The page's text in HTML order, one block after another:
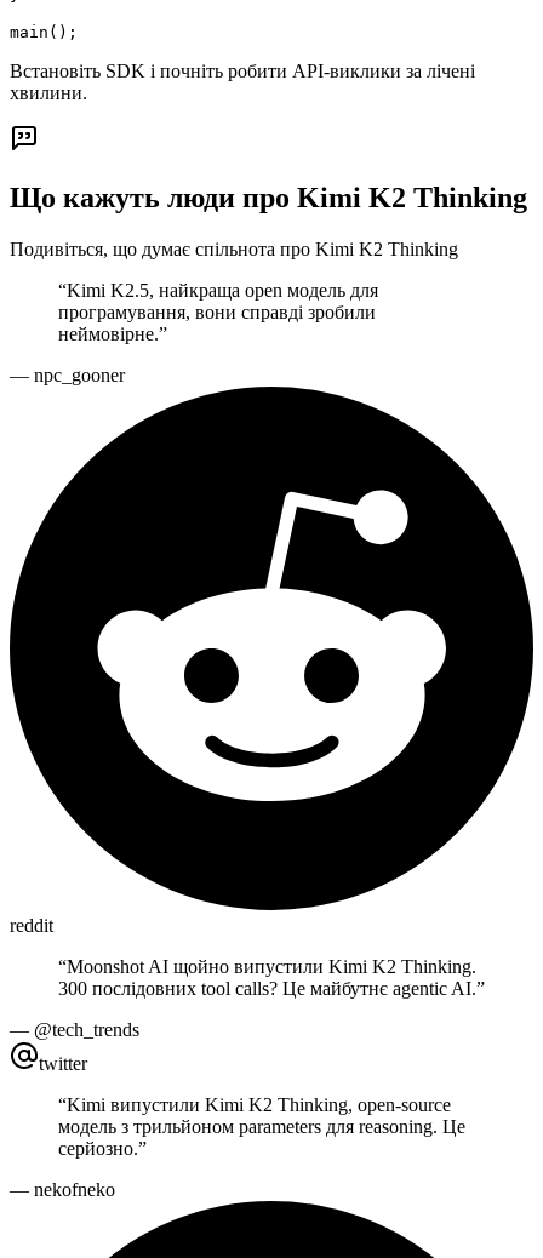
main();
Встановіть SDK і почніть робити API-виклики за лічені
хвилини.
Що кажуть люди про Kimi K2 Thinking
Подивіться, що думає спільнота про Kimi K2 Thinking
“Kimi K2.5, найкраща open модель для
програмування, вони справді зробили
неймовірне.”
— npc_gooner
reddit
“Moonshot AI щойно випустили Kimi K2 Thinking.
300 послідовних tool calls? Це майбутнє agentic AI.”
— @tech_trends
twitter
“Kimi випустили Kimi K2 Thinking, open-source
модель з трильйоном parameters для reasoning. Це
серйозно.”
— nekofneko